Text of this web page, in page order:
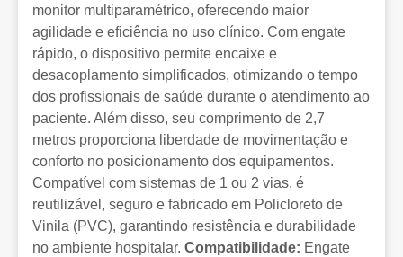
monitor multiparamétrico, oferecendo maior
agilidade e eficiência no uso clínico. Com engate
rápido, o dispositivo permite encaixe e
desacoplamento simplificados, otimizando o tempo
dos profissionais de saúde durante o atendimento ao
paciente. Além disso, seu comprimento de 2,7
metros proporciona liberdade de movimentação e
conforto no posicionamento dos equipamentos.
Compatível com sistemas de 1 ou 2 vias, é
reutilizável, seguro e fabricado em Policloreto de
Vinila (PVC), garantindo resistência e durabilidade
no ambiente hospitalar. Compatibilidade: Engate